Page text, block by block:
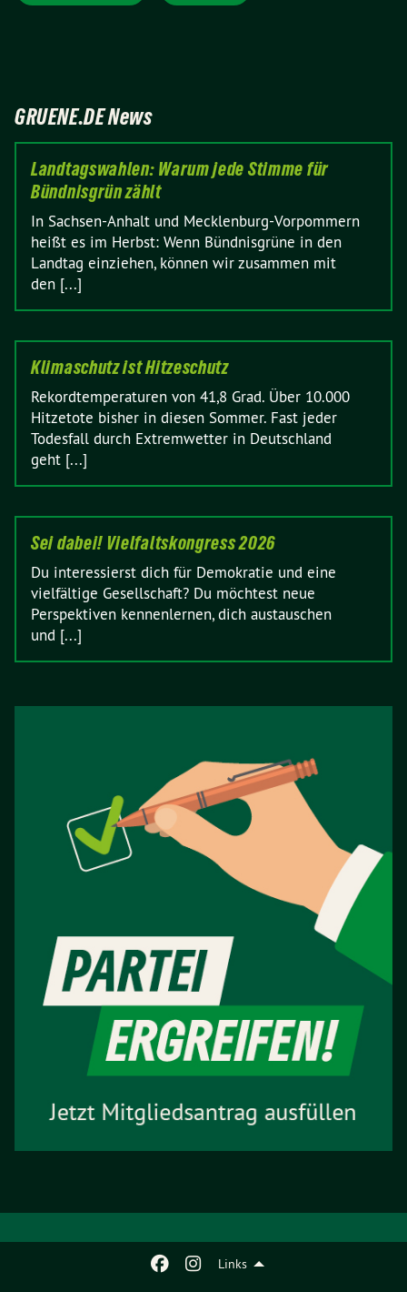
Links
GRUENE.DE News
Landtagswahlen: Warum jede Stimme für
Bündnisgrün zählt
In Sachsen-Anhalt und Mecklenburg-Vorpommern
heißt es im Herbst: Wenn Bündnisgrüne in den
Landtag einziehen, können wir zusammen mit
den [...]
Klimaschutz ist Hitzeschutz
Rekordtemperaturen von 41,8 Grad. Über 10.000
Hitzetote bisher in diesen Sommer. Fast jeder
Todesfall durch Extremwetter in Deutschland
geht [...]
Sei dabei! Vielfaltskongress 2026
Du interessierst dich für Demokratie und eine
vielfältige Gesellschaft? Du möchtest neue
Perspektiven kennenlernen, dich austauschen
und [...]